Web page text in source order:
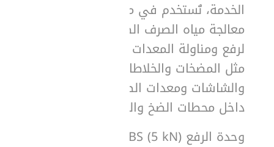
الخدمة، تُستخدم في محطات
معالجة مياه الصرف الصحي
لرفع ومناولة المعدات بأمان،
مثل المضخات والخلاطات
والشاشات ومعدات الصيانة
داخل محطات الضخ والمباني.